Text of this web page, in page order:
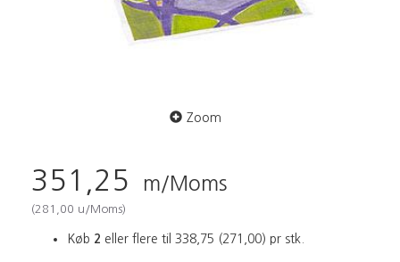
Zoom
351,25 m/Moms
(281,00 u/Moms)
Køb 2 eller flere til 338,75 (271,00) pr stk.